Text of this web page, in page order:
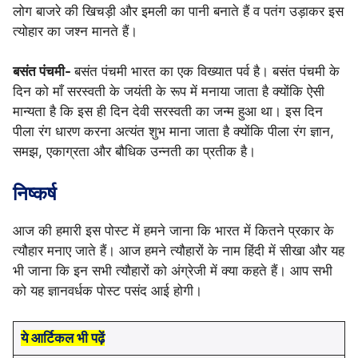
लोग बाजरे की खिचड़ी और इमली का पानी बनाते हैं व पतंग उड़ाकर इस
त्योहार का जश्न मानते हैं।
बसंत पंचमी-बसंत पंचमी भारत का एक विख्यात पर्व है। बसंत पंचमी के
दिन को माँ सरस्वती के जयंती के रूप में मनाया जाता है क्योंकि ऐसी
मान्यता है कि इस ही दिन देवी सरस्वती का जन्म हुआ था। इस दिन
पीला रंग धारण करना अत्यंत शुभ माना जाता है क्योंकि पीला रंग ज्ञान,
समझ, एकाग्रता और बौधिक उन्नती का प्रतीक है।
निष्कर्ष
आज की हमारी इस पोस्ट में हमने जाना कि भारत में कितने प्रकार के
त्यौहार मनाए जाते हैं। आज हमने त्यौहारों के नाम हिंदी में सीखा और यह
भी जाना कि इन सभी त्यौहारों को अंग्रेजी में क्या कहते हैं। आप सभी
को यह ज्ञानवर्धक पोस्ट पसंद आई होगी।
ये आर्टिकल भी पढ़ें